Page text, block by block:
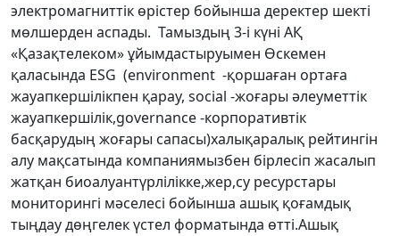
электромагниттік өрістер бойынша деректер шекті
мөлшерден аспады. Тамыздың 3-і күні АҚ
«Қазақтелеком» ұйымдастыруымен Өскемен
қаласында ESG (environment -қоршаған ортаға
жауапкершілікпен қарау, social -жоғары әлеуметтік
жауапкершілік,governance -корпоративтік
басқарудың жоғары сапасы)халықаралық рейтингін
алу мақсатында компаниямызбен бірлесіп жасалып
жатқан биоалуантүрлілікке,жер,су ресурстары
мониторингі мәселесі бойынша ашық қоғамдық
тыңдау дөңгелек үстел форматында өтті.Ашық